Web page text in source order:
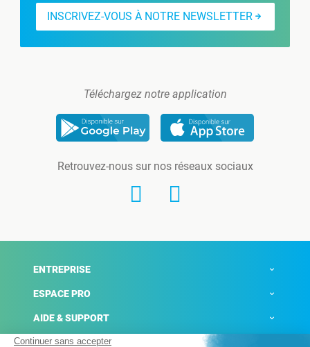
INSCRIVEZ-VOUS À NOTRE NEWSLETTER
Téléchargez notre application
Retrouvez-nous sur nos réseaux sociaux
ENTREPRISE
ESPACE PRO
AIDE & SUPPORT
ACTUALITÉS